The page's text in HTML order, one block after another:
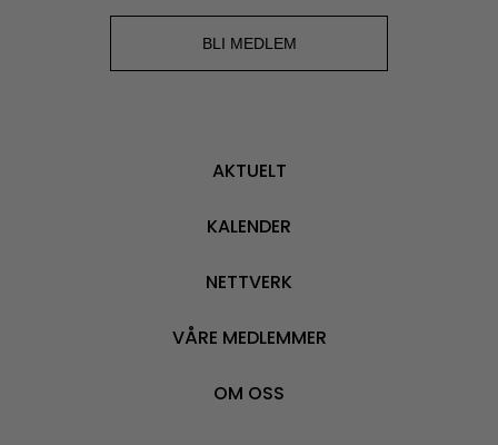
BLI MEDLEM
AKTUELT
KALENDER
NETTVERK
VÅRE MEDLEMMER
OM OSS